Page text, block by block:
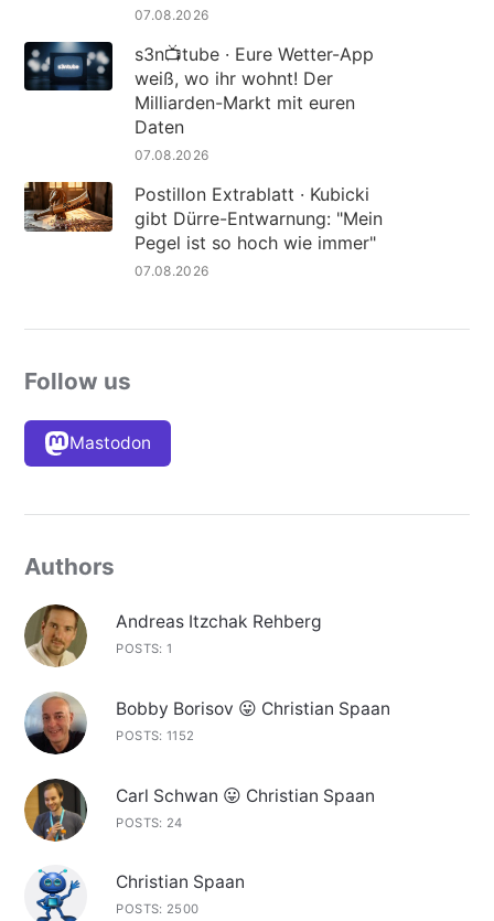
07.08.2026
s3n📺tube · Eure Wetter-App
weiß, wo ihr wohnt! Der
Milliarden-Markt mit euren
Daten
07.08.2026
Postillon Extrablatt · Kubicki
gibt Dürre-Entwarnung: "Mein
Pegel ist so hoch wie immer"
07.08.2026
Follow us
Mastodon
Authors
Andreas Itzchak Rehberg
POSTS: 1
Bobby Borisov 😛 Christian Spaan
POSTS: 1152
Carl Schwan 😛 Christian Spaan
POSTS: 24
Christian Spaan
POSTS: 2500